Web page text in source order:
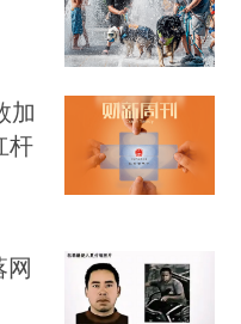
加
杆
网